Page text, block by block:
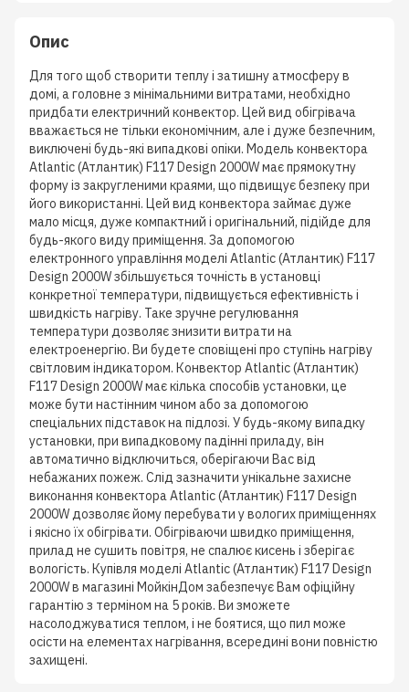
Опис
Для того щоб створити теплу і затишну атмосферу в
домі, а головне з мінімальними витратами, необхідно
придбати електричний конвектор. Цей вид обігрівача
вважається не тільки економічним, але і дуже безпечним,
виключені будь-які випадкові опіки. Модель конвектора
Atlantic (Атлантик) F117 Design 2000W має прямокутну
форму із закругленими краями, що підвищує безпеку при
його використанні. Цей вид конвектора займає дуже
мало місця, дуже компактний і оригінальний, підійде для
будь-якого виду приміщення. За допомогою
електронного управління моделі Atlantic (Атлантик) F117
Design 2000W збільшується точність в установці
конкретної температури, підвищується ефективність і
швидкість нагріву. Таке зручне регулювання
температури дозволяє знизити витрати на
електроенергію. Ви будете сповіщені про ступінь нагріву
світловим індикатором. Конвектор Atlantic (Атлантик)
F117 Design 2000W має кілька способів установки, це
може бути настінним чином або за допомогою
спеціальних підставок на підлозі. У будь-якому випадку
установки, при випадковому падінні приладу, він
автоматично відключиться, оберігаючи Вас від
небажаних пожеж. Слід зазначити унікальне захисне
виконання конвектора Atlantic (Атлантик) F117 Design
2000W дозволяє йому перебувати у вологих приміщеннях
і якісно їх обігрівати. Обігріваючи швидко приміщення,
прилад не сушить повітря, не спалює кисень і зберігає
вологість. Купівля моделі Atlantic (Атлантик) F117 Design
2000W в магазині МойкінДом забезпечує Вам офіційну
гарантію з терміном на 5 років. Ви зможете
насолоджуватися теплом, і не боятися, що пил може
осісти на елементах нагрівання, всередині вони повністю
захищені.